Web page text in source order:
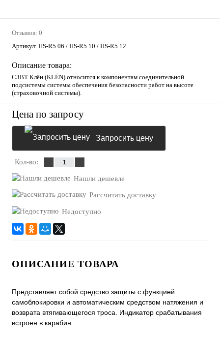
Отзывов: 0
Артикул: HS-R5 06 / HS-R5 10 / HS-R5 12
Описание товара:
СЗВТ Клён (KLЁN) относится к компонентам соединительной
подсистемы системы обеспечения безопасности работ на высоте
(страховочной системы).
Цена по запросу
Запросить цену
Кол-во:
Нашли дешевле
Рассчитать доставку
Недоступно
ОПИСАНИЕ ТОВАРА
Представляет собой средство защиты с функцией
самоблокировки и автоматическим средством натяжения и
возврата втягивающегося троса. Индикатор срабатывания
встроен в карабин.